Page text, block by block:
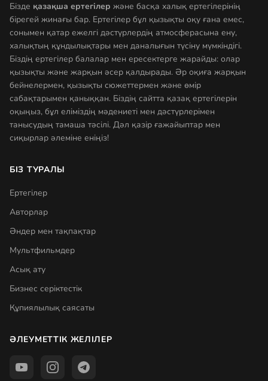
Бізде қазақша ертегілер және басқа халық ертегілерінің
бірегей жинағы бар. Ертегілер бұл қызықты оқу ғана емес,
сонымен қатар ежелгі дәстүрлердің атмосферасына ену,
халықтың құндылықтары мен даналығын түсіну мүмкіндігі.
Біздің ертегілер балалар мен ересектерге жарайды: олар
қызықты және жарқын әсер қалдырады. Әр оқиға жарқын
бейнелермен, қызықты сюжеттермен және өмір
сабақтарымен қаныққан. Біздің сайтта қазақ ертегілерін
оқыңыз, бұл еліміздің мәдениеті мен дәстүрлерімен
танысудың тамаша тәсілі. Дәл қазір ғажайыптар мен
сиқырлар әлеміне еніңіз!
БІЗ ТУРАЛЫ
Ертегілер
Авторлар
Әндер мен тақпақтар
Мультфильмдер
Асық ату
Бизнес серіктестік
Құпиялылық саясаты
ӘЛЕУМЕТТІК ЖЕЛІЛЕР